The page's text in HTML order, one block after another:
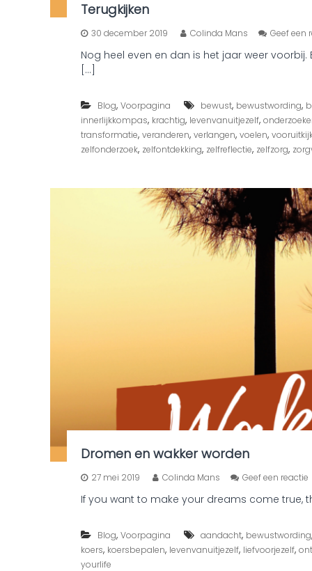
Terugkijken
30 december 2019 Colinda Mans Geef een
Nog heel even en dan is het jaar weer
[…]
Blog, Voorpagina bewust, bewustwording,
innerlijkkompas, krachtig, levenvanuitjezelf,
transformatie, veranderen, verlangen, voelen,
zelfonderzoek, zelfontdekking, zelfreflectie, zelfzorg,
Dromen en wakker worden
27 mei 2019 Colinda Mans Geef een reactieo
e
If you want to make your dreams come true,
Blog, Voorpagina aandacht, bewustwording,
koers, koersbepalen, levenvanuitjezelf, liefvoorjezelf,
yourlife